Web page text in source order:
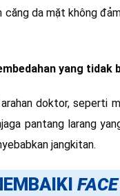
yang tidak
doktor, seperti
pantang larang
jangkitan.